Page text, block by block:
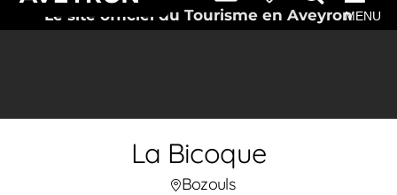
Le site officiel du Tourisme en AveyronMENU
La Bicoque
Bozouls